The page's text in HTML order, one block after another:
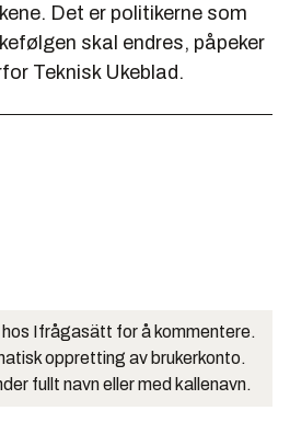
Det er politikerne som
skal endres, påpeker
Teknisk Ukeblad.
Ifrågasätt for å kommentere.
oppretting av brukerkonto.
fullt navn eller med kallenavn.